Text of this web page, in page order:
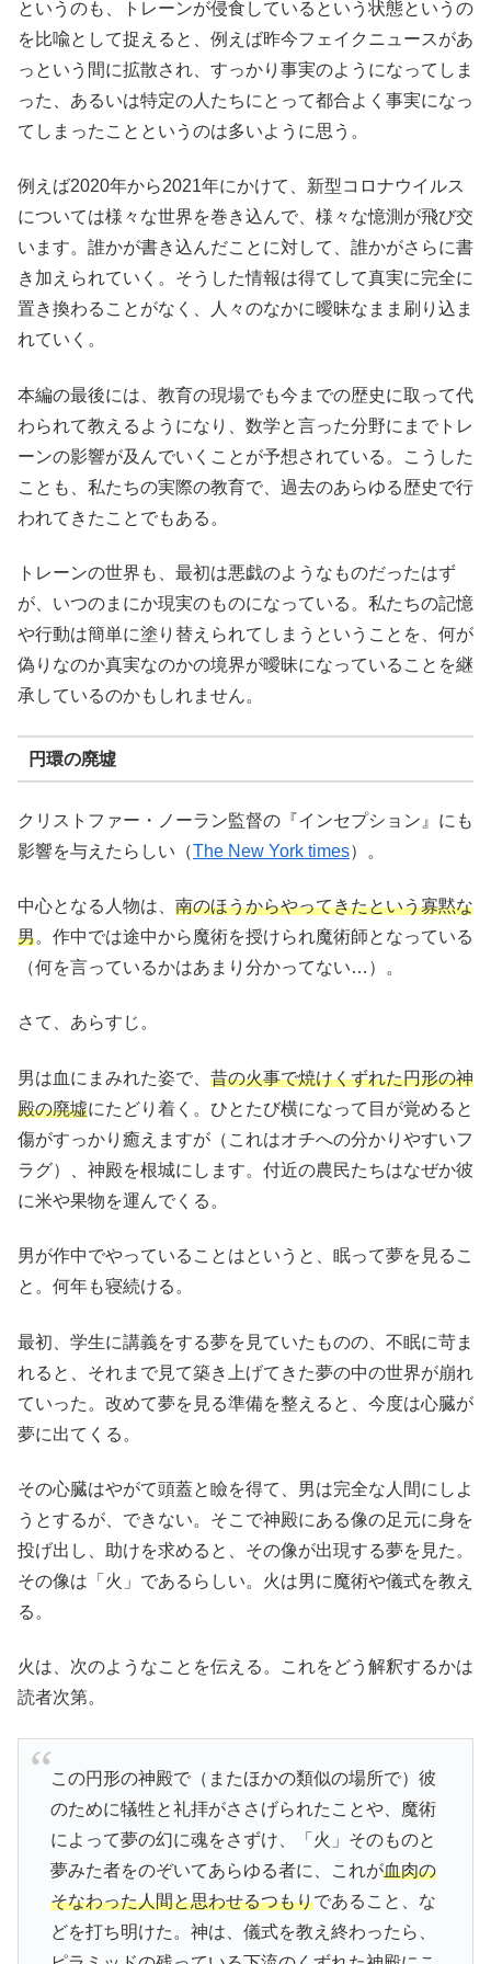
というのも、トレーンが侵食しているという状態というの
を比喩として捉えると、例えば昨今フェイクニュースがあ
っという間に拡散され、すっかり事実のようになってしま
った、あるいは特定の人たちにとって都合よく事実になっ
てしまったことというのは多いように思う。
例えば2020年から2021年にかけて、新型コロナウイルス
については様々な世界を巻き込んで、様々な憶測が飛び交
います。誰かが書き込んだことに対して、誰かがさらに書
き加えられていく。そうした情報は得てして真実に完全に
置き換わることがなく、人々のなかに曖昧なまま刷り込ま
れていく。
本編の最後には、教育の現場でも今までの歴史に取って代
わられて教えるようになり、数学と言った分野にまでトレ
ーンの影響が及んでいくことが予想されている。こうした
ことも、私たちの実際の教育で、過去のあらゆる歴史で行
われてきたことでもある。
トレーンの世界も、最初は悪戯のようなものだったはず
が、いつのまにか現実のものになっている。私たちの記憶
や行動は簡単に塗り替えられてしまうということを、何が
偽りなのか真実なのかの境界が曖昧になっていることを継
承しているのかもしれません。
円環の廃墟
クリストファー・ノーラン監督の『インセプション』にも
影響を与えたらしい（The New York times）。
中心となる人物は、 南のほうからやってきたという寡黙な
男。作中では途中から魔術を授けられ魔術師となっている
（何を言っているかはあまり分かってない…）。
さて、あらすじ。
男は血にまみれた姿で、 昔の火事で焼けくずれた円形の神
殿の廃墟にたどり着く。ひとたび横になって目が覚めると
傷がすっかり癒えますが（これはオチへの分かりやすいフ
ラグ）、神殿を根城にします。付近の農民たちはなぜか彼
に米や果物を運んでくる。
男が作中でやっていることはというと、眠って夢を見るこ
と。何年も寝続ける。
最初、学生に講義をする夢を見ていたものの、不眠に苛ま
れると、それまで見て築き上げてきた夢の中の世界が崩れ
ていった。改めて夢を見る準備を整えると、今度は心臓が
夢に出てくる。
その心臓はやがて頭蓋と瞼を得て、男は完全な人間にしよ
うとするが、できない。そこで神殿にある像の足元に身を
投げ出し、助けを求めると、その像が出現する夢を見た。
その像は「火」であるらしい。火は男に魔術や儀式を教え
る。
火は、次のようなことを伝える。これをどう解釈するかは
読者次第。
この円形の神殿で（またほかの類似の場所で）彼
のために犠牲と礼拝がささげられたことや、魔術
によって夢の幻に魂をさずけ、「火」そのものと
夢みた者をのぞいてあらゆる者に、これが血肉の
そなわった人間と思わせるつもりであること、な
どを打ち明けた。神は、儀式を教え終わったら、